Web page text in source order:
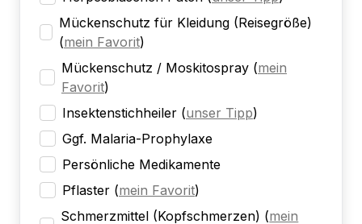
Mückenschutz für Kleidung (Reisegröße)
(mein Favorit)
Mückenschutz / Moskitospray (mein
Favorit)
Insektenstichheiler (unser Tipp)
Ggf. Malaria-Prophylaxe
Persönliche Medikamente
Pflaster (mein Favorit)
Schmerzmittel (Kopfschmerzen) (mein